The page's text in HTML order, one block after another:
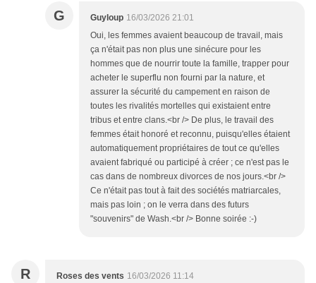
G Guyloup 16/03/2026 21:01
Oui, les femmes avaient beaucoup de travail, mais
ça n'était pas non plus une sinécure pour les
hommes que de nourrir toute la famille, trapper pour
acheter le superflu non fourni par la nature, et
assurer la sécurité du campement en raison de
toutes les rivalités mortelles qui existaient entre
tribus et entre clans.<br /> De plus, le travail des
femmes était honoré et reconnu, puisqu'elles étaient
automatiquement propriétaires de tout ce qu'elles
avaient fabriqué ou participé à créer ; ce n'est pas le
cas dans de nombreux divorces de nos jours.<br />
Ce n'était pas tout à fait des sociétés matriarcales,
mais pas loin ; on le verra dans des futurs
"souvenirs" de Wash.<br /> Bonne soirée :-)
R Roses des vents 16/03/2026 11:14